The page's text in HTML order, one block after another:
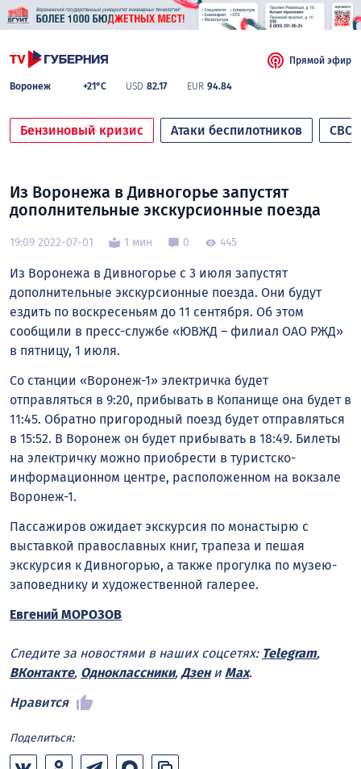
Воронеж +21°C USD 82.17 EUR 94.84
Прямой эфир
Бензиновый кризис Атаки беспилотников СВО
Из Воронежа в Дивногорье запустят
дополнительные экскурсионные поезда
19:09 2022-07-01 1 мин 0 445
Из Воронежа в Дивногорье с 3 июля запустят
дополнительные экскурсионные поезда. Они будут
ездить по воскресеньям до 11 сентября. Об этом
сообщили в пресс-службе «ЮВЖД – филиал ОАО РЖД»
в пятницу, 1 июля.
Со станции «Воронеж-1» электричка будет
отправляться в 9:20, прибывать в Копанище она будет в
11:45. Обратно пригородный поезд будет отправляться
в 15:52. В Воронеж он будет прибывать в 18:49. Билеты
на электричку можно приобрести в туристско-
информационном центре, расположенном на вокзале
Воронеж-1.
Пассажиров ожидает экскурсия по монастырю с
выставкой православных книг, трапеза и пешая
экскурсия к Дивногорью, а также прогулка по музею-
заповеднику и художественной галерее.
Евгений МОРОЗОВ
Следите за новостями в наших соцсетях: Telegram,
ВКонтакте, Одноклассники, Дзени Max.
Нравится
Поделиться: